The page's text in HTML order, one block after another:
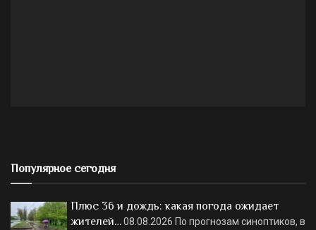
Популярное сегодня
Плюс 36 и дождь: какая погода ожидает
жителей…08.08.2026 По прогнозам синоптиков, в